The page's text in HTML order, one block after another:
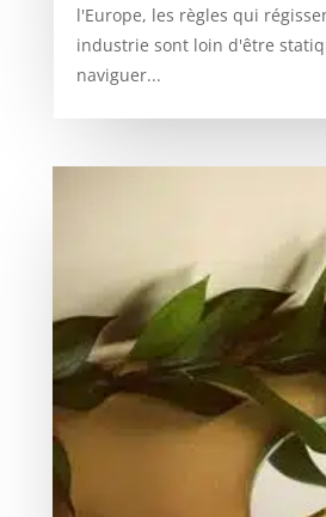
l'Europe, les règles qui
industrie sont loin d'être
naviguer...